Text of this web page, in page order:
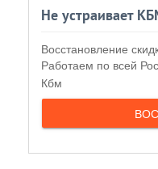
Не устраивает
Восстановление
Работаем по всей
Кбм